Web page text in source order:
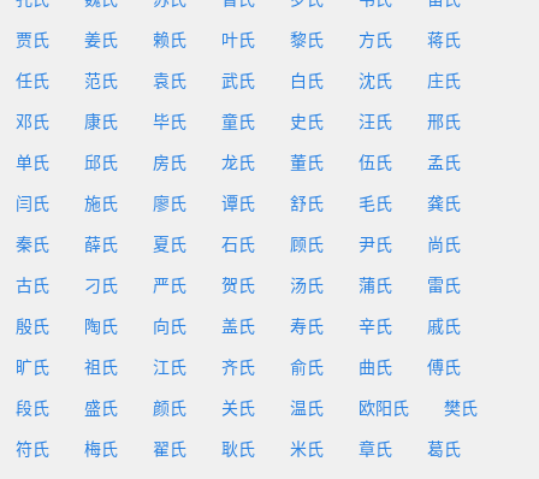
贾氏 姜氏 赖氏 叶氏 黎氏 方氏 蒋氏
任氏 范氏 袁氏 武氏 白氏 沈氏 庄氏
邓氏 康氏 毕氏 童氏 史氏 汪氏 邢氏
单氏 邱氏 房氏 龙氏 董氏 伍氏 孟氏
闫氏 施氏 廖氏 谭氏 舒氏 毛氏 龚氏
秦氏 薛氏 夏氏 石氏 顾氏 尹氏 尚氏
古氏 刁氏 严氏 贺氏 汤氏 蒲氏 雷氏
殷氏 陶氏 向氏 盖氏 寿氏 辛氏 戚氏
旷氏 祖氏 江氏 齐氏 俞氏 曲氏 傅氏
段氏 盛氏 颜氏 关氏 温氏 欧阳氏 樊氏
符氏 梅氏 翟氏 耿氏 米氏 章氏 葛氏